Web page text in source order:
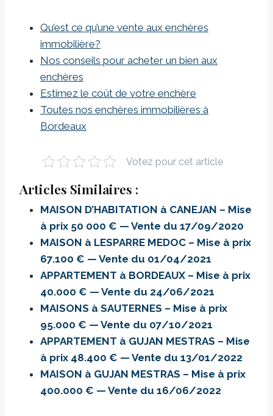
Qu’est ce qu’une vente aux enchères
immobilière?
Nos conseils pour acheter un bien aux
enchères
Estimez le coût de votre enchère
Toutes nos enchères immobilières à
Bordeaux
Votez pour cet article
Articles Similaires :
MAISON D’HABITATION à CANEJAN – Mise
à prix 50 000 € — Vente du 17/09/2020
MAISON à LESPARRE MEDOC – Mise à prix
67.100 € — Vente du 01/04/2021
APPARTEMENT à BORDEAUX – Mise à prix
40.000 € — Vente du 24/06/2021
MAISONS à SAUTERNES – Mise à prix
95.000 € — Vente du 07/10/2021
APPARTEMENT à GUJAN MESTRAS – Mise
à prix 48.400 € — Vente du 13/01/2022
MAISON à GUJAN MESTRAS – Mise à prix
400.000 € — Vente du 16/06/2022